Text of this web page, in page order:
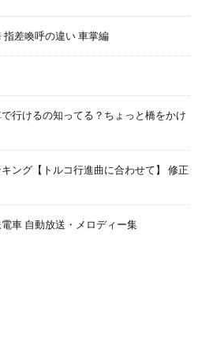
差喚呼の違い 車掌編
行けるの知ってる？ちょっと橋をかけ
ング【トルコ行進曲に合わせて】 修正
車 自動放送・メロディー集